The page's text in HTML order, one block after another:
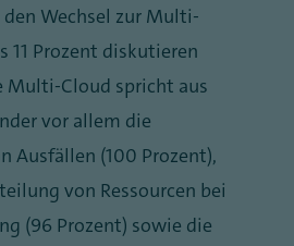
Wechsel zur Multi-
11 Prozent diskutieren
Multi-Cloud spricht aus
vor allem die
Ausfällen (100 Prozent),
von Ressourcen bei
(96 Prozent) sowie die